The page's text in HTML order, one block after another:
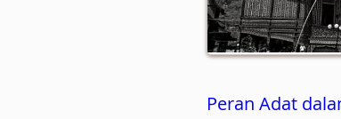
Peran Adat